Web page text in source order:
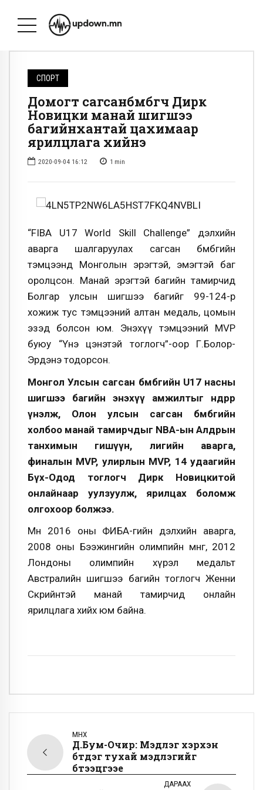
СПОРТ
Домогт сагсанбөмбөгч Дирк
Новицки манай шигшээ
багийнхантай цахимаар
ярилцлага хийнэ
2020-09-04 16:12 1 min
“FIBA U17 World Skill Challenge” дэлхийн
аварга шалгаруулах сагсан бөмбөгийн
тэмцээнд Монголын эрэгтэй, эмэгтэй баг
оролцсон. Манай эрэгтэй багийн тамирчид
Болгар улсын шигшээ багийг 99-124-өөр
хожиж тус тэмцээний алтан медаль, цомын
эзэд болсон юм. Энэхүү тэмцээний MVP
буюу “Үнэ цэнэтэй тоглогч”-оор Г.Болор-
Эрдэнэ тодорсон.
Монгол Улсын сагсан бөмбөгийн U17 насны
шигшээ багийн энэхүү амжилтыг өндрөөр
үнэлж, Олон улсын сагсан бөмбөгийн
холбоо манай тамирчдыг NBA-ын Алдрын
танхимын гишүүн, лигийн аварга,
финалын MVP, улирлын MVP, 14 удаагийн
Бүх-Одод тоглогч Дирк Новицкитой
онлайнаар уулзуулж, ярилцах боломж
олгохоор болжээ.
Мөн 2016 оны ФИБА-гийн дэлхийн аварга,
2008 оны Бээжингийн олимпийн мөнгө, 2012
Лондоны олимпийн хүрэл медальт
Австралийн шигшээ багийн тоглогч Женни
Скрийнтэй манай тамирчид онлайн
ярилцлага хийх юм байна.
ӨМНӨХ
Д.Бум-Очир: Мэдлэг хэрхэн
бүтдэг тухай мэдлэгийг
бүтээцгээе
ДАРААХ